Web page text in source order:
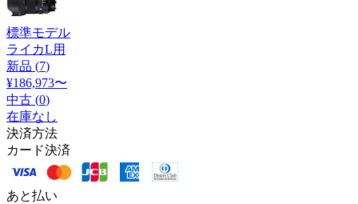
標準モデル
ライカL用
新品 (7)
¥186,973〜
中古 (0)
在庫なし
決済方法
カード決済
あと払い